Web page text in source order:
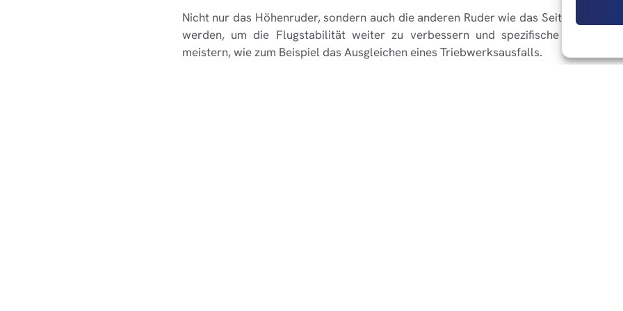
Nicht nur das Höhenruder, sondern auch die anderen Ruder wie das Seiten- und
werden, um die Flugstabilität weiter zu verbessern und spezifische fliegerische
meistern, wie zum Beispiel das Ausgleichen eines Triebwerksausfalls.